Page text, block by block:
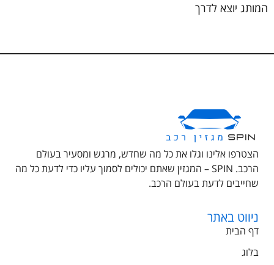
המותג יוצא לדרך
הצטרפו אלינו וגלו את כל מה שחדש, מרגש ומסעיר בעולם
הרכב. SPIN – המגזין שאתם יכולים לסמוך עליו כדי לדעת כל מה
שחייבים לדעת בעולם הרכב.
ניווט באתר
דף הבית
בלוג